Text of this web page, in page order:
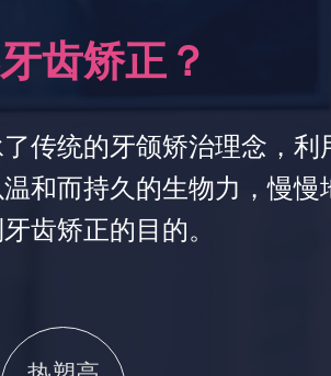
齿矫正？
传统的牙颌矫治理念，利
和而持久的生物力，慢慢
齿矫正的目的。